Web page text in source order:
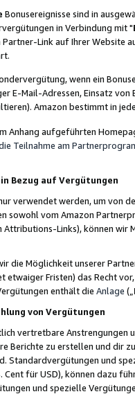
Bonusereignisse sind in
in Verbindung mit "
Partner-Link auf Ihrer Website
wenn ein
E-Mail-Adressen, Einsatz
Amazon bestimmt in
Anhang aufgeführten
Teilnahme am
Bezug auf Vergütungen
verwendet werden, um von
sowohl vom Amazon
Links), können wir
die Möglichkeit unserer
etwaiger Fristen) das Recht
enthält die Anlage („
von Vergütungen
vertretbare Anstrengungen
Berichte zu erstellen und dir
Standardvergütungen und
Cent für USD), können dazu
und spezielle